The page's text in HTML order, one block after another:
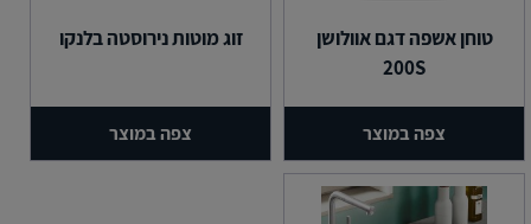
טוחן אשפה דגם אוולושן
200S
צפה במוצר
זוג מוטות נירוסטה בלנקו
צפה במוצר